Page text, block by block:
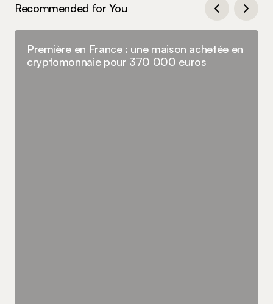
Recommended for You
Première en France : une maison achetée en
cryptomonnaie pour 370 000 euros